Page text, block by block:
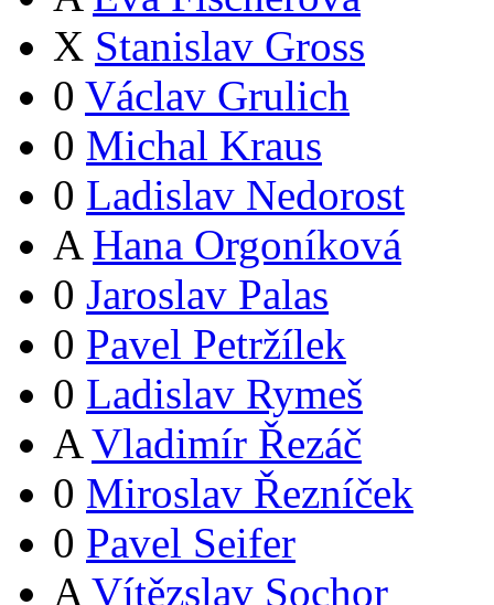
X Stanislav Gross
0 Václav Grulich
0 Michal Kraus
0 Ladislav Nedorost
A Hana Orgoníková
0 Jaroslav Palas
0 Pavel Petržílek
0 Ladislav Rymeš
A Vladimír Řezáč
0 Miroslav Řezníček
0 Pavel Seifer
A Vítězslav Sochor